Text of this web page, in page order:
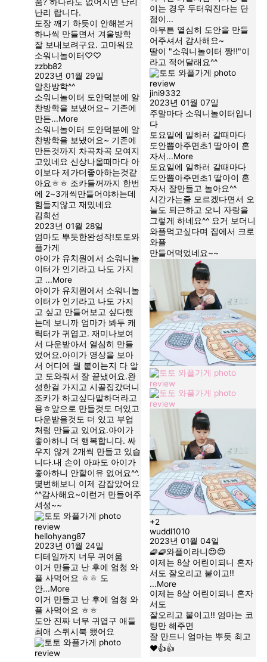
난리 랍니다.
도장 깨기 하듯이 안해본거
하나씩 만들면서 겨울방학
잘 보내보려구요. 고마워요
소워니놀이터♡♡
zzbb82
2023년 01월 29일
알찬방학^^
소워니놀이터 도안덕분에 알
찬방학을 보냈어요~ 기존에
만든...More
소워니놀이터 도안덕분에 알
찬방학을 보냈어요~ 기존에
만든것까지 차곡차곡 모여지
고있네요 신상나올때마다 아
이보다 제가더좋아하는것같
아요ㅎㅎ 조카들꺼까지 한번
에 2~3개씩만들어야하는데
힘들지않고 재밌네요
김희선
2023년 01월 28일
엄마도 뿌듯한완성작!토토와
플가게
아이가 유치원에서 소워니놀
이터가 인기라고 나도 가지
고 ...More
아이가 유치원에서 소워니놀
이터가 인기라고 나도 가지
고 싶고 만들어보고 싶다했
는데 보니까 엄마가 봐두 캐
릭터가 귀엽고. 재미나보여
서 다운받아서 열심히 만들
었어요.아이가 영상을 보아
서 어디에 뭘 붙이는지 다 알
고 도와줘서 잘 끝냈어요.완
성한걸 가지고 시골집갔더니
조카가 하고싶다말하더라고
용ㅎ앞으로 만들것도 더있고
다운받을것도 더 있고 부업
처럼 만들고 있어요.아이가
좋아하니 더 행복합니다. 싸
우지 않게 2개씩 만들고 있습
니다.내 손이 아파도 아이가
좋아하니 안할이유 없어요^^.
몇번해보니 이제 감잡았어요
^^감사해요~이런거 만들어주
셔성~~
hellohyang87
2023년 01월 24일
디테일까지 너무 귀여움
이거 만들고 난 후에 엄청 와
플 사먹어요 ㅎㅎ 도
안...More
이거 만들고 난 후에 엄청 와
플 사먹어요 ㅎㅎ
도안 진짜 너무 귀엽구 애들
최애 스퀴시북 됐어요
이는 경우 두터워진다는 단
점이...
아무튼 열심히 도안을 만들
어주셔서 감사해요~
딸이 "소워니놀이터 짱!!"이
라고 적어달래요^^
jini9332
2023년 01월 07일
주말마다 소워니놀이터입니
다
토요일에 일하러 갈때마다
도안뽑아주면초1 딸아이 혼
자서...More
토요일에 일하러 갈때마다
도안뽑아주면초1 딸아이 혼
자서 잘만들고 놀아요^^
시간가는줄 모르겠다면서 오
늘도 퇴근하고 오니 자랑을
그렇게 하네요^^ 요거 보더니
와플먹고싶다며 집에서 크로
와플
만들어먹었네요~~
+2
wuddl1010
2023년 01월 04일
와플이라니
이제는 8살 어린이되니 혼자
서도 잘오리고 붙이고!!
...More
이제는 8살 어린이되니 혼자
서도
잘오리고 붙이고!! 엄마는 코
팅만 해주면
잘 만드니 엄마는 뿌듯 최고